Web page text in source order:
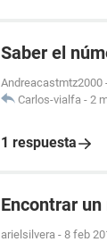
Saber el
Andreacastmtz2000
Carlos-vialfa - 2
1 respuesta
Encontrar
arielsilvera - 8 feb